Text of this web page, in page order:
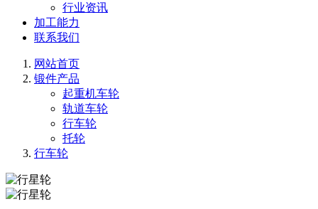
行业资讯
加工能力
联系我们
网站首页
锻件产品
起重机车轮
轨道车轮
行车轮
托轮
行车轮